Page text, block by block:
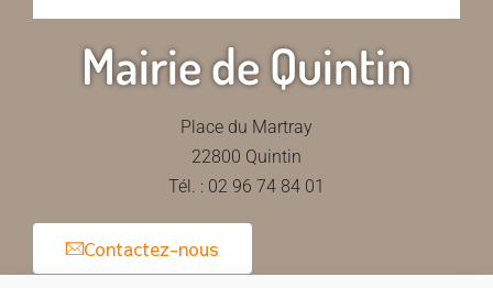
Mairie de Quintin
Place du Martray
22800 Quintin
Tél. : 02 96 74 84 01
Contactez-nous